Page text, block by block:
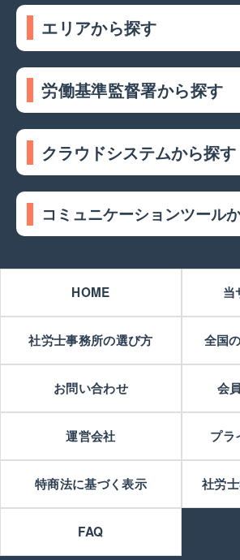
エリアから探す
労働基準監督署から探す
クラウドシステムから探す
コミュニケーションツール
HOME 当
社労士事務所の選び方 全国
お問い合わせ 会
運営会社 プラ
特商法に基づく表示 社労
FAQ